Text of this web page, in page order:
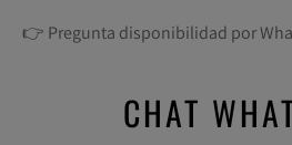
👉 Pregunta disponibilidad por
CHAT